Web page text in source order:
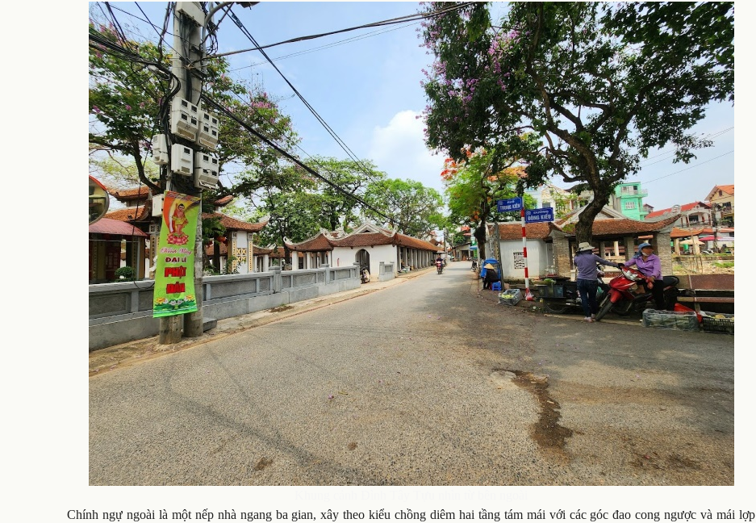
Chính ngự ngoài là một nếp nhà ngang ba gian, xây theo kiểu chồng diêm hai tầng tám mái với các góc đao cong ngược và mái lợp